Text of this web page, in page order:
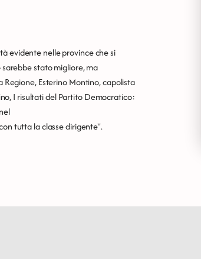
evidente nelle province che si
stato migliore, ma
Esterino Montino, capolista
I risultati del Partito Democratico:
tutta la classe dirigente".